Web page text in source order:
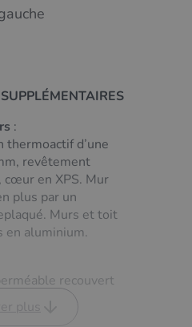
:
thermoactif d’une
revêtement
en XPS. Mur
plus par un
Murs et toit
en aluminium.
recouvert
sol en PVC à haute
plus